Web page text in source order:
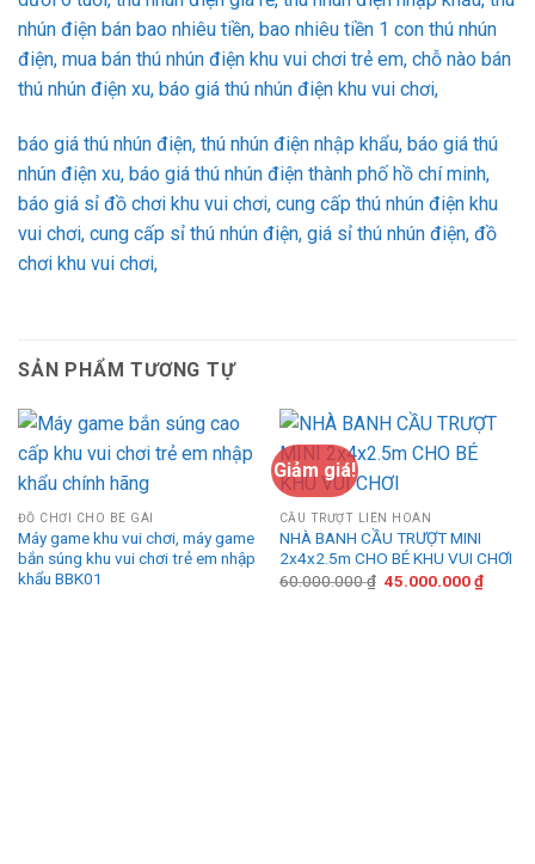
nhún điện bán bao nhiêu tiền, bao nhiêu tiền 1 con thú nhún
điện, mua bán thú nhún điện khu vui chơi trẻ em, chỗ nào bán
thú nhún điện xu, báo giá thú nhún điện khu vui chơi,
báo giá thú nhún điện, thú nhún điện nhập khẩu, báo giá thú
nhún điện xu, báo giá thú nhún điện thành phố hồ chí minh,
báo giá sỉ đồ chơi khu vui chơi, cung cấp thú nhún điện khu
vui chơi, cung cấp sỉ thú nhún điện, giá sỉ thú nhún điện, đồ
chơi khu vui chơi,
SẢN PHẨM TƯƠNG TỰ
ĐỒ CHƠI CHO BÉ GÁI
Máy game khu vui chơi, máy game
bắn súng khu vui chơi trẻ em nhập
khẩu BBK01
Giảm giá!
CẦU TRƯỢT LIÊN HOÀN
NHÀ BANH CẦU TRƯỢT MINI
2x4x2.5m CHO BÉ KHU VUI CHƠI
60.000.000₫ Giá
45.000.000₫Giá
hiện